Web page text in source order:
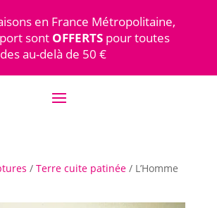
en France Métropolitaine,
sont OFFERTSpour toutes
au-delà de 50 €
/ Terre cuite patinée/ L’Homme